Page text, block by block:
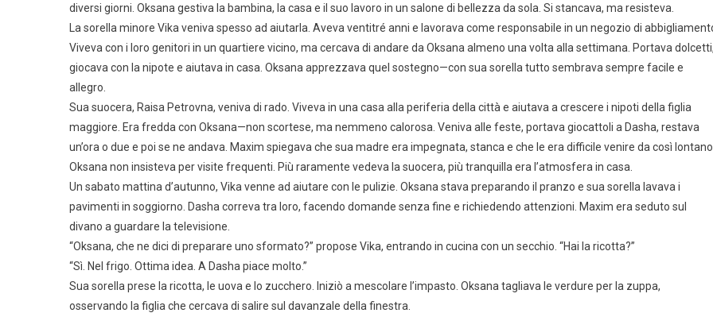
diversi giorni. Oksana gestiva la bambina, la casa e il suo lavoro in un salone di bellezza da sola. Si stancava, ma resisteva.
La sorella minore Vika veniva spesso ad aiutarla. Aveva ventitré anni e lavorava come responsabile in un negozio di
Viveva con i loro genitori in un quartiere vicino, ma cercava di andare da Oksana almeno una volta alla settimana. Portava dolcetti,
giocava con la nipote e aiutava in casa. Oksana apprezzava quel sostegno—con sua sorella tutto sembrava sempre facile e
allegro.
Sua suocera, Raisa Petrovna, veniva di rado. Viveva in una casa alla periferia della città e aiutava a crescere i nipoti della figlia
maggiore. Era fredda con Oksana—non scortese, ma nemmeno calorosa. Veniva alle feste, portava giocattoli a Dasha, restava
un’ora o due e poi se ne andava. Maxim spiegava che sua madre era impegnata, stanca e che le era difficile venire da così lontano.
Oksana non insisteva per visite frequenti. Più raramente vedeva la suocera, più tranquilla era l’atmosfera in casa.
Un sabato mattina d’autunno, Vika venne ad aiutare con le pulizie. Oksana stava preparando il pranzo e sua sorella lavava i
pavimenti in soggiorno. Dasha correva tra loro, facendo domande senza fine e richiedendo attenzioni. Maxim era seduto sul
divano a guardare la televisione.
“Oksana, che ne dici di preparare uno sformato?” propose Vika, entrando in cucina con un secchio. “Hai la ricotta?”
“Sì. Nel frigo. Ottima idea. A Dasha piace molto.”
Sua sorella prese la ricotta, le uova e lo zucchero. Iniziò a mescolare l’impasto. Oksana tagliava le verdure per la zuppa,
osservando la figlia che cercava di salire sul davanzale della finestra.